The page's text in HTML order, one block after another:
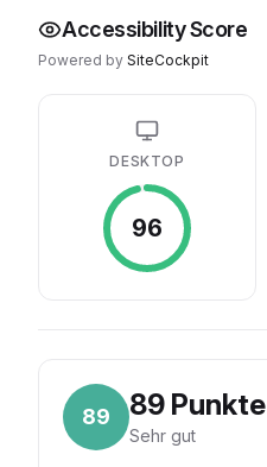
Accessibility Score
Powered by SiteCockpit
DESKTOP
96
89 89 Punkte
Sehr gut